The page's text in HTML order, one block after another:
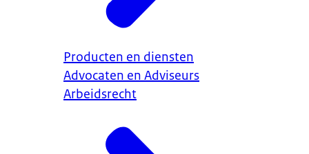
Producten en diensten
Advocaten en Adviseurs
Arbeidsrecht